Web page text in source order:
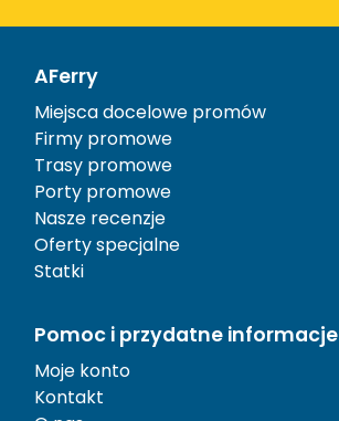
AFerry
Miejsca docelowe promów
Firmy promowe
Trasy promowe
Porty promowe
Nasze recenzje
Oferty specjalne
Statki
Pomoc i przydatne informacje
Moje konto
Kontakt